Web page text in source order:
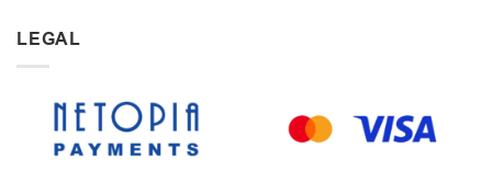
LEGAL